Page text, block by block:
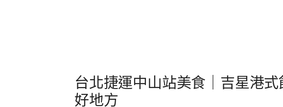
台北捷運中山站美食｜吉星港
好地方